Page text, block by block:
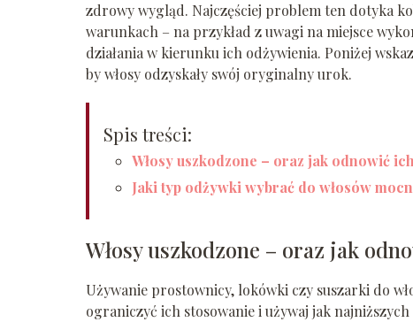
zdrowy wygląd. Najczęściej problem ten dotyka
warunkach – na przykład z uwagi na miejsce
działania w kierunku ich odżywienia. Poniżej
by włosy odzyskały swój oryginalny urok.
Spis treści:
Włosy uszkodzone – oraz jak odnowić
Jaki typ odżywki wybrać do włosów
Włosy uszkodzone – oraz jak
Używanie prostownicy, lokówki czy suszarki do
ograniczyć ich stosowanie i używaj jak